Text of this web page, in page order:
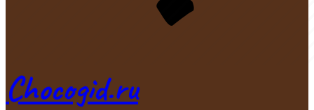
Chocogid.ru